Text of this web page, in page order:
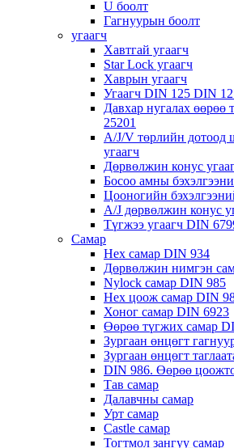
U боолт
Гагнуурын боолт
угаагч
Хавтгай угаагч
Star Lock угаагч
Хаврын угаагч
Угаагч DIN 125 DIN
Давхар нугалах өөрөө
25201
A/J/V төрлийн дотоод
угаагч
Дөрвөлжин конус
Босоо амны
Цооногийн
A/J дөрвөлжин конус
Түгжээ угаагч DIN
Самар
Hex самар DIN 934
Дөрвөлжин нимгэн
Nylock самар DIN 985
Hex цоож самар DIN
Хоног самар DIN 6923
Өөрөө түгжих самар
Зургаан өнцөгт
Зургаан өнцөгт
DIN 986. Өөрөө
Тав самар
Далавчны самар
Урт самар
Castle самар
Тогтмол зангуу самар